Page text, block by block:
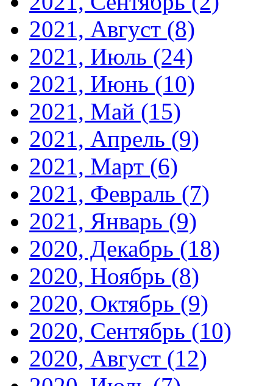
2021, Август (8)
2021, Июль (24)
2021, Июнь (10)
2021, Май (15)
2021, Апрель (9)
2021, Март (6)
2021, Февраль (7)
2021, Январь (9)
2020, Декабрь (18)
2020, Ноябрь (8)
2020, Октябрь (9)
2020, Сентябрь (10)
2020, Август (12)